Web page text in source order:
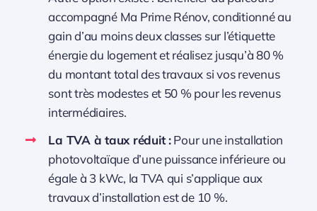
accompagné Ma Prime Rénov, conditionné au
gain d’au moins deux classes sur l’étiquette
énergie du logement et réalisez jusqu’à 80 %
du montant total des travaux si vos revenus
sont très modestes et 50 % pour les revenus
intermédiaires.
La TVA à taux réduit :Pour une installation
photovoltaïque d’une puissance inférieure ou
égale à 3 kWc, la TVA qui s’applique aux
travaux d’installation est de 10 %.